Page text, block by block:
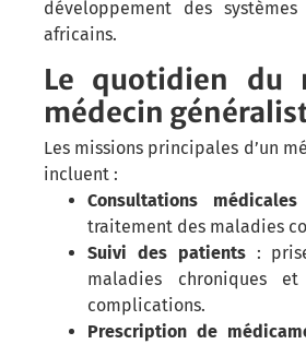
développement des
africains.
Le quotidien du
médecin
Les missions principales d’un
incluent :
Consultations médicales
traitement des maladies
Suivi des patients:
maladies chroniques
complications.
Prescription de